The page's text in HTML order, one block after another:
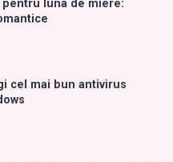
pentru luna de miere:
cel mai bun antivirus